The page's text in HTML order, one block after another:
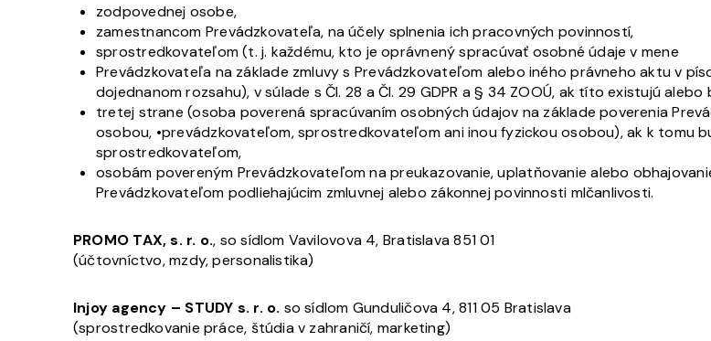
zodpovednej osobe,
zamestnancom Prevádzkovateľa, na účely splnenia ich pracovných povinností,
sprostredkovateľom (t. j. každému, kto je oprávnený spracúvať osobné údaje v mene
Prevádzkovateľa na základe zmluvy s Prevádzkovateľom alebo iného právneho aktu v
dojednanom rozsahu), v súlade s Čl. 28 a Čl. 29 GDPR a § 34 ZOOÚ, ak títo existujú
tretej strane (osoba poverená spracúvaním osobných údajov na základe poverenia
osobou, •prevádzkovateľom, sprostredkovateľom ani inou fyzickou osobou), ak k
sprostredkovateľom,
osobám povereným Prevádzkovateľom na preukazovanie, uplatňovanie alebo
Prevádzkovateľom podliehajúcim zmluvnej alebo zákonnej povinnosti mlčanlivosti.
PROMO TAX, s. r. o., so sídlom Vavilovova 4, Bratislava 851 01
(účtovníctvo, mzdy, personalistika)
Injoy agency – STUDY s. r. o. so sídlom Gunduličova 4, 811 05 Bratislava
(sprostredkovanie práce, štúdia v zahraničí, marketing)